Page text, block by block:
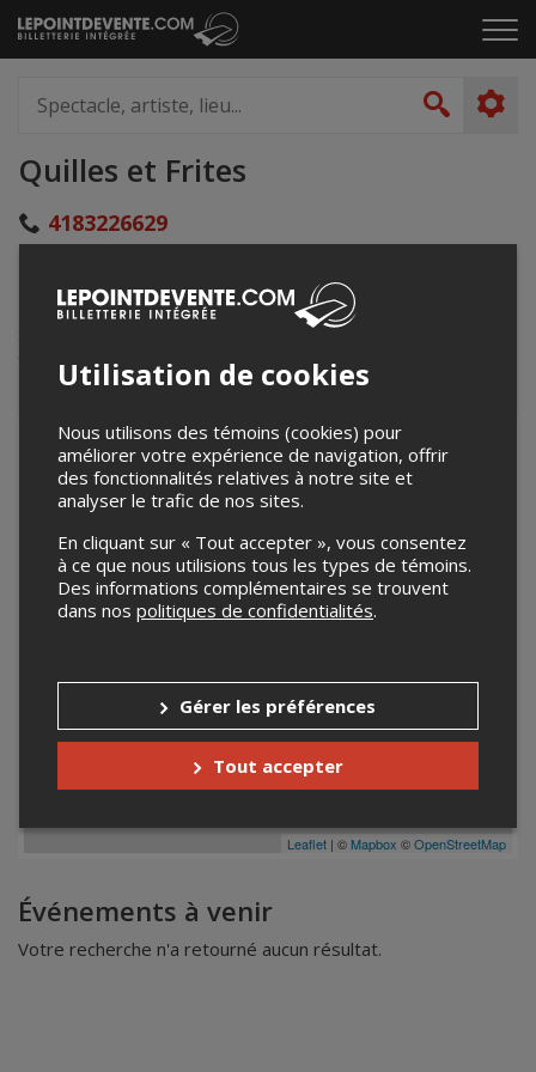
Passer
au
le
artiste,
lieu...
Quilles et Frites
4183226629
131 Rue Du Moulin
+
−
Leaflet | © Mapbox ©OpenStreetMap
Événements à venir
Votre recherche n'a retourné aucun résultat.
Utilisation de cookies
Nous utilisons des témoins (cookies) pour
améliorer votre expérience de navigation, offrir
des fonctionnalités relatives à notre site et
analyser le trafic de nos sites.
En cliquant sur « Tout accepter », vous consentez
à ce que nous utilisions tous les types de témoins.
Des informations complémentaires se trouvent
dans nos politiques de confidentialités.
Gérer les préférences
Tout accepter